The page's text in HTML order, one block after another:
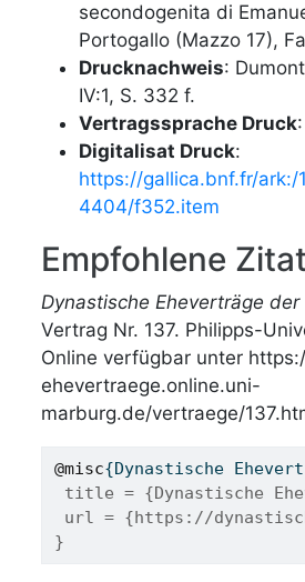
secondogenita di
Portogallo (Mazzo 17),
Drucknachweis:
IV:1, S. 332 f.
Vertragssprache Druck
Digitalisat Druck:
https://gallica.bnf.fr/ark:/
4404/f352.item
Empfohlene
Dynastische Eheverträge
Vertrag Nr. 137. Philipps-
Online verfügbar unter
ehevertraege.online.uni-
marburg.de/vertraege/
@misc{Dynastische
title = {Dynastische
url = {https://
}